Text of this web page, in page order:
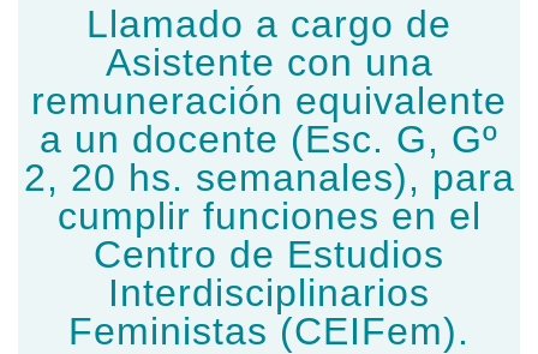
Llamado a cargo de
Asistente con una
remuneración equivalente
a un docente (Esc. G, Gº
2, 20 hs. semanales), para
cumplir funciones en el
Centro de Estudios
Interdisciplinarios
Feministas (CEIFem).